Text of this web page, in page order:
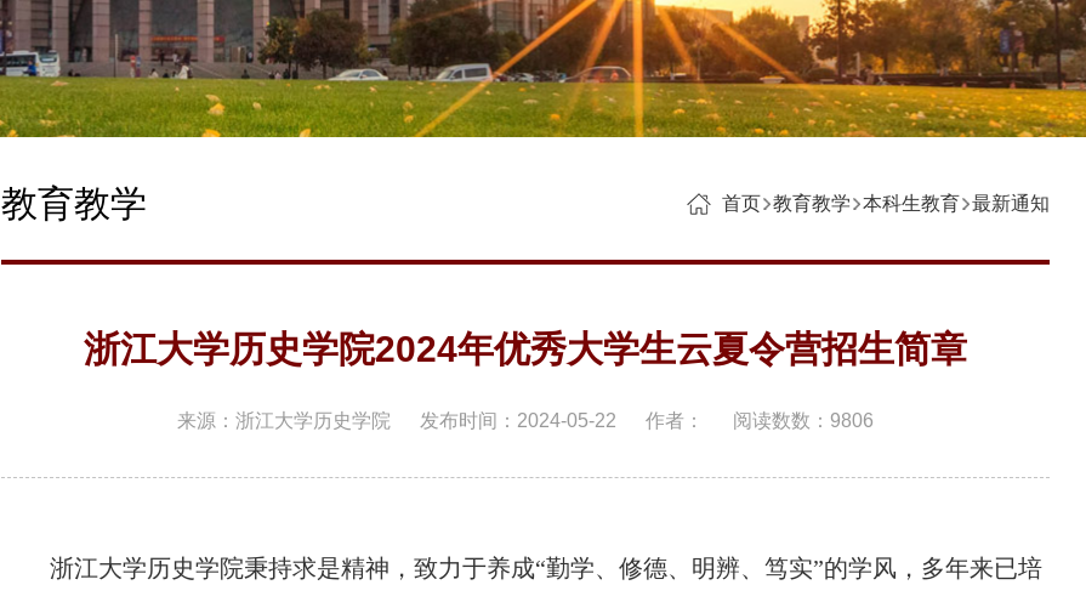
教育教学 首页 教育教学 本科生教育 最新通知
浙江大学历史学院2024年优秀大学生云夏令营招生简章
来源：浙江大学历史学院 发布时间：2024-05-22 作者： 阅读数数： 9806
浙江大学历史学院秉持求是精神，致力于养成“勤学、修德、明辨、笃实”的学风，多年来已培